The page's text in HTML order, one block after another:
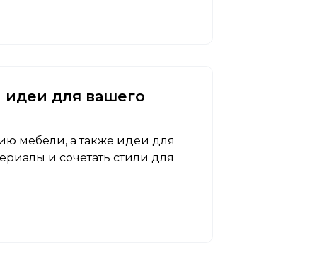
идеи для вашего
мебели, а также идеи для
и сочетать стили для